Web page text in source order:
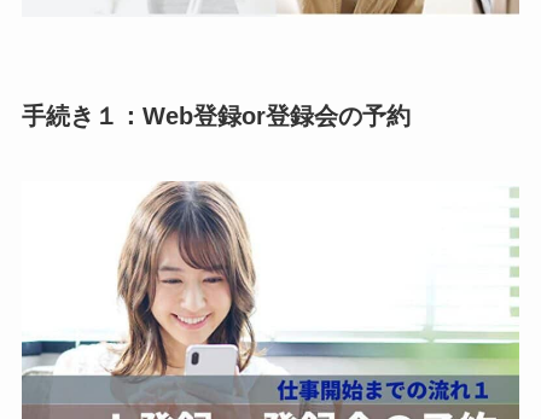
手続き１：Web登録or登録会の予約